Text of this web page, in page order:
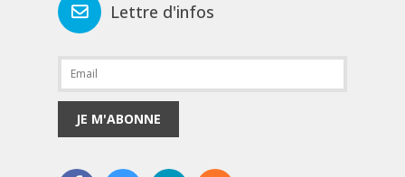
Lettre d'infos
JE M'ABONNE